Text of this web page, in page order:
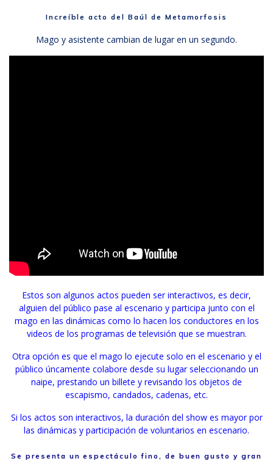
Increíble acto del Baúl de Metamorfosis
Mago y asistente cambian de lugar en un segundo.
Estos son algunos actos pueden ser interactivos, es decir,
alguien del público pase al escenario y participa junto con el
mago en las dinámicas como lo hacen los conductores en los
videos de los programas de televisión que se muestran.
Otra opción es que el mago lo ejecute solo en el escenario y el
público úncamente colabore desde su lugar seleccionando un
naipe, prestando un billete y revisando los objetos de
escapismo, candados, cadenas, etc.
Si los actos son interactivos, la duración del show es mayor por
las dinámicas y participación de voluntarios en escenario.
Se presenta un espectáculo fino, de buen gusto y gran